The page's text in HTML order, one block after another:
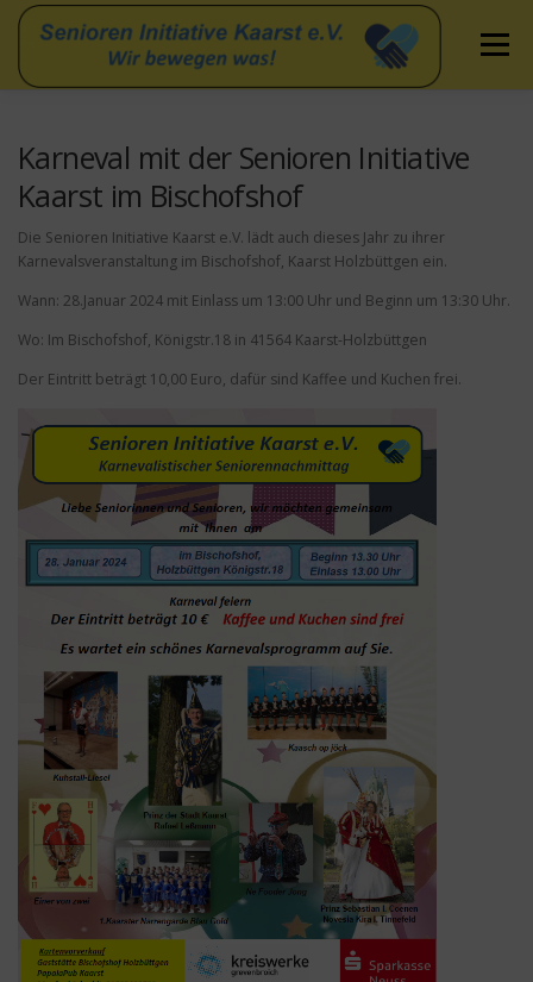
Zum
Menü
Karneval mit der Senioren Initiative
Kaarst im Bischofshof
Die Senioren Initiative Kaarst e.V. lädt auch dieses Jahr zu ihrer
Karnevalsveranstaltung im Bischofshof, Kaarst Holzbüttgen ein.
Wann: 28.Januar 2024 mit Einlass um 13:00 Uhr und Beginn um 13:30 Uhr.
Wo: Im Bischofshof, Königstr.18 in 41564 Kaarst-Holzbüttgen
Der Eintritt beträgt 10,00 Euro, dafür sind Kaffee und Kuchen frei.